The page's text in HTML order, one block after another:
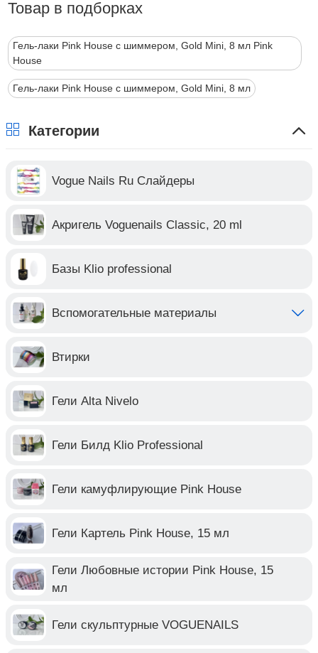
Товар в подборках
Гель-лаки Pink House с шиммером, Gold Mini, 8 мл Pink
House
Гель-лаки Pink House с шиммером, Gold Mini, 8 мл
Категории
Vogue Nails Ru Слайдеры
Акригель Voguenails Classic, 20 ml
Базы Klio professional
Вспомогательные материалы
Втирки
Гели Alta Nivelo
Гели Билд Klio Professional
Гели камуфлирующие Pink House
Гели Картель Pink House, 15 мл
Гели Любовные истории Pink House, 15
мл
Гели скульптурные VOGUENAILS